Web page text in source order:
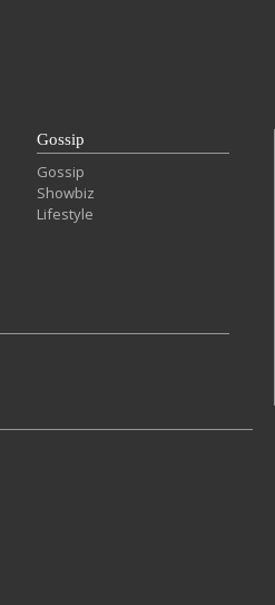
Gossip
Gossip
Showbiz
Lifestyle